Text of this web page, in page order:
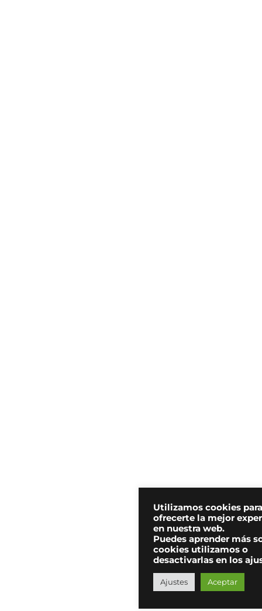
Utilizamos cookies para
ofrecerte la mejor
en nuestra web.
Puedes aprender más
cookies utilizamos o
desactivarlas en los
Ajustes Aceptar